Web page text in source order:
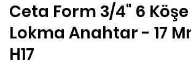
Ceta Form 3/4" 6 Köşe
Lokma Anahtar - 17
H17